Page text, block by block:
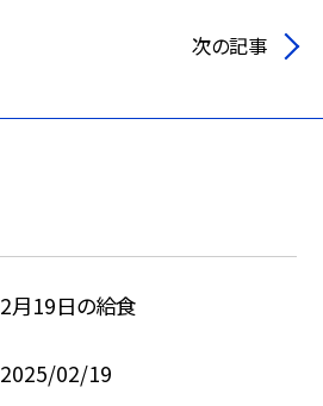
次の記事
2月19日の給食
2025/02/19